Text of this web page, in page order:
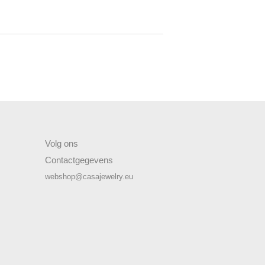
Volg ons
Contactgegevens
webshop@casajewelry.eu